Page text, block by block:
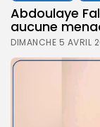
Abdoulaye
aucune
DIMANCHE 5 AVRIL